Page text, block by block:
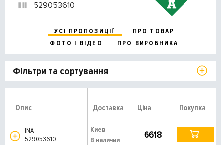
529053610
УСІ ПРОПОЗИЦІЇ
ПРО ТОВАР
ФОТО І ВІДЕО
ПРО ВИРОБНИКА
Фільтри та сортування
Опис Доставка Ціна Покупка
INA
529053610
Киев
В наличии
6618